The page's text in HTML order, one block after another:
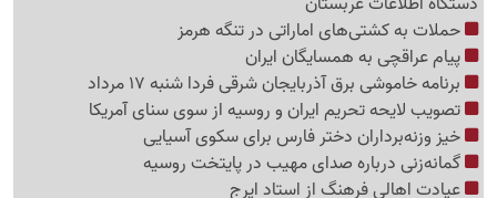
حملات به کشتی‌های اماراتی در تنگه هرمز
پیام عراقچی به همسایگان ایران
برنامه خاموشی برق آذربایجان شرقی فردا شنبه 17 مرداد
تصویب لایحه تحریم ایران و روسیه از سوی سنای آمریکا
خیز وزنه‌برداران دختر فارس برای سکوی آسیایی
گمانه‌زنی درباره صدای مهیب در پایتخت روسیه
عیادت اهالی فرهنگ از استاد ایرج